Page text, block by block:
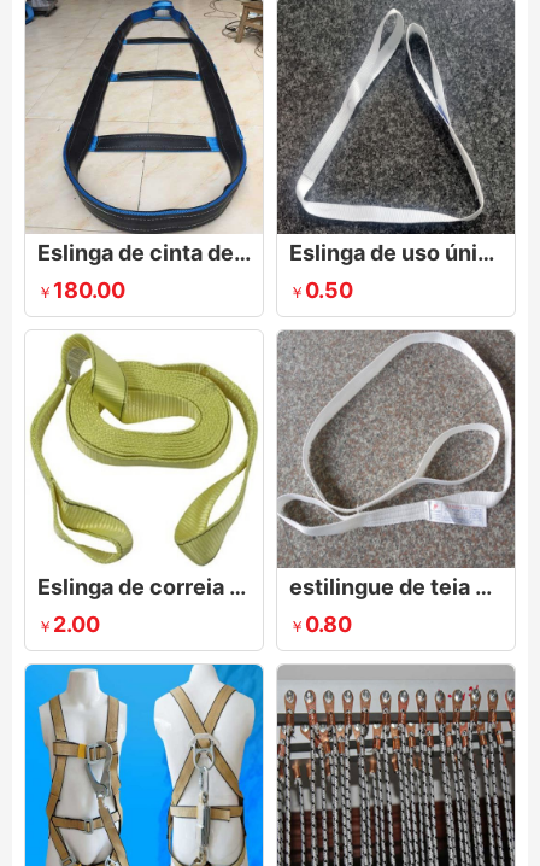
Eslinga de cinta de vidro
￥ 180.00
Eslinga de uso único de 500 kg
￥ 0.50
Eslinga de correia unidirecional
￥ 2.00
estilingue de teia branca
￥ 0.80